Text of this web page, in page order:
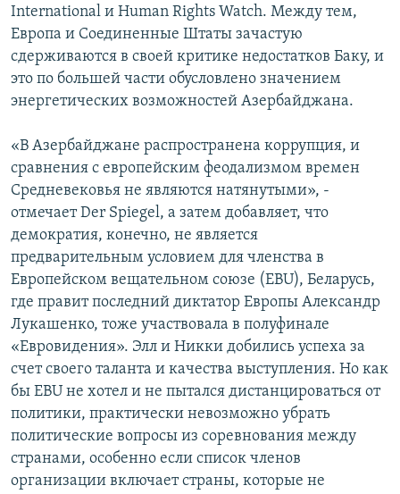
International и Human Rights Watch. Между тем,
Европа и Соединенные Штаты зачастую
сдерживаются в своей критике недостатков Баку, и
это по большей части обусловлено значением
энергетических возможностей Азербайджана.
«В Азербайджане распространена коррупция, и
сравнения с европейским феодализмом времен
Средневековья не являются натянутыми», -
отмечает Der Spiegel, а затем добавляет, что
демократия, конечно, не является
предварительным условием для членства в
Европейском вещательном союзе (EBU), Беларусь,
где правит последний диктатор Европы Александр
Лукашенко, тоже участвовала в полуфинале
«Евровидения». Элл и Никки добились успеха за
счет своего таланта и качества выступления. Но как
бы EBU не хотел и не пытался дистанцироваться от
политики, практически невозможно убрать
политические вопросы из соревнования между
странами, особенно если список членов
организации включает страны, которые не